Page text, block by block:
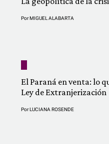
PorMIGUEL ALABARTA
El Paraná en venta: lo
Ley de Extranjerización
PorLUCIANA ROSENDE